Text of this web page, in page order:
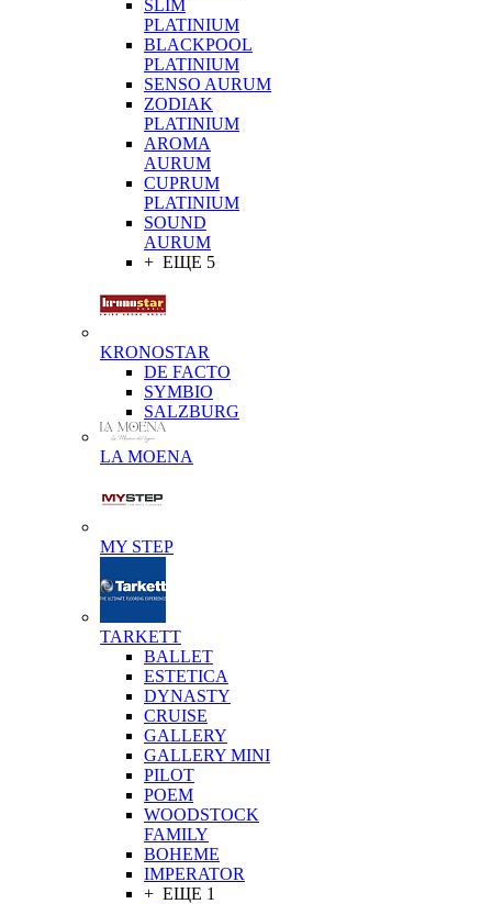
SLIM
PLATINIUM
BLACKPOOL
PLATINIUM
SENSO AURUM
ZODIAK
PLATINIUM
AROMA
AURUM
CUPRUM
PLATINIUM
SOUND
AURUM
+ ЕЩЕ 5
KRONOSTAR
DE FACTO
SYMBIO
SALZBURG
LA MOENA
MY STEP
TARKETT
BALLET
ESTETICA
DYNASTY
CRUISE
GALLERY
GALLERY MINI
PILOT
POEM
WOODSTOCK
FAMILY
BOHEME
IMPERATOR
+ ЕЩЕ 1